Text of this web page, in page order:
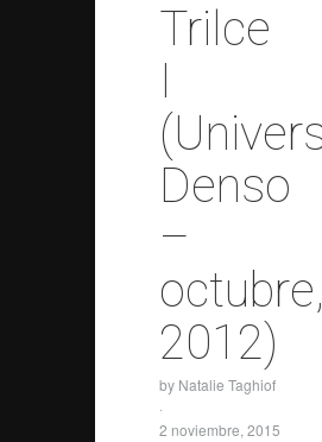
Trilce
I
Denso
–
2012)
by Natalie Taghiof
·
2 noviembre, 2015